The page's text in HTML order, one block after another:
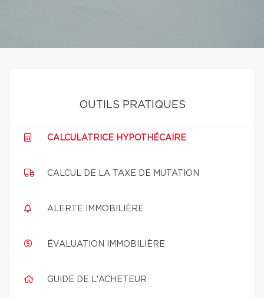
OUTILS PRATIQUES
CALCULATRICE HYPOTHÉCAIRE
CALCUL DE LA TAXE DE MUTATION
ALERTE IMMOBILIÈRE
ÉVALUATION IMMOBILIÈRE
GUIDE DE L'ACHETEUR